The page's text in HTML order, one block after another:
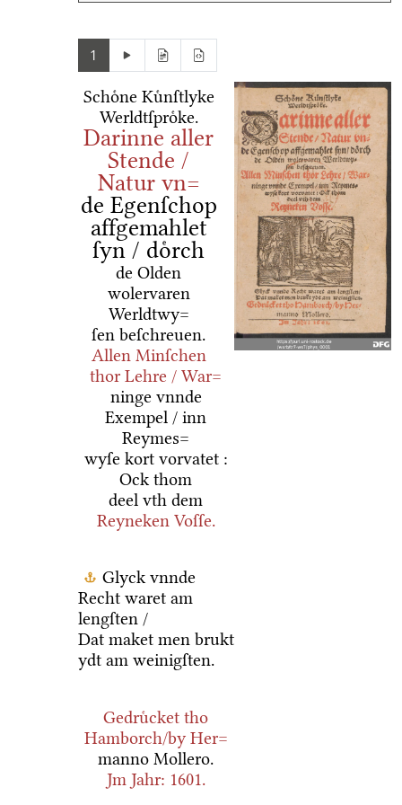
1
Schoͤne Kuͤnſtlyke
Werldtſproͤke.
Darinne aller
Stende /
Natur vn=
de Egenſchop
affgemahlet
ſyn / doͤrch
de Olden
wolervaren
Werldtwy=
ſen beſchreuen.
Allen Minſchen
thor Lehre / War=
ninge vnnde
Exempel / inn
Reymes=
wyſe kort vorvatet :
Ock thom
deel vth dem
Reyneken Voſſe.
Glyck vnnde
Recht waret am
lengſten /
Dat maket men brukt
ydt am weinigſten.
Gedruͤcket tho
Hamborch/by Her=
manno Mollero.
Jm Jahr: 1601.